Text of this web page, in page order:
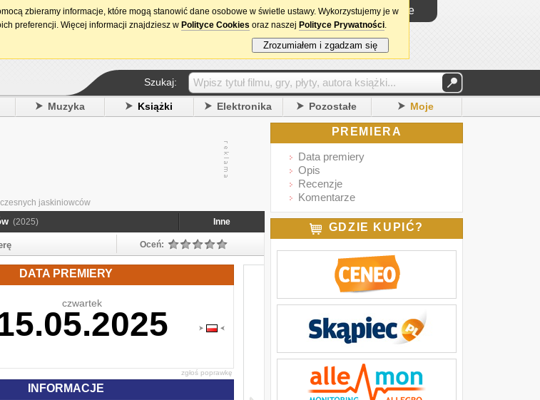
15. urodziny DataPremiery.pl Logowanie
Szukaj:
Muzyka Książki Elektronika Pozostałe Moje
jaskiniowców
(2025) Inne
Oceń:
DATA PREMIERY
czwartek
zgłoś poprawkę
INFORMACJE
PREMIERA
Data premiery
Opis
Recenzje
Komentarze
GDZIE KUPIĆ?
zbieramy informacje, które mogą stanowić dane osobowe w świetle ustawy. Wykorzystujemy je w
preferencji. Więcej informacji znajdziesz w Polityce Cookies oraz naszej Polityce Prywatności.
Zrozumiałem i zgadzam się